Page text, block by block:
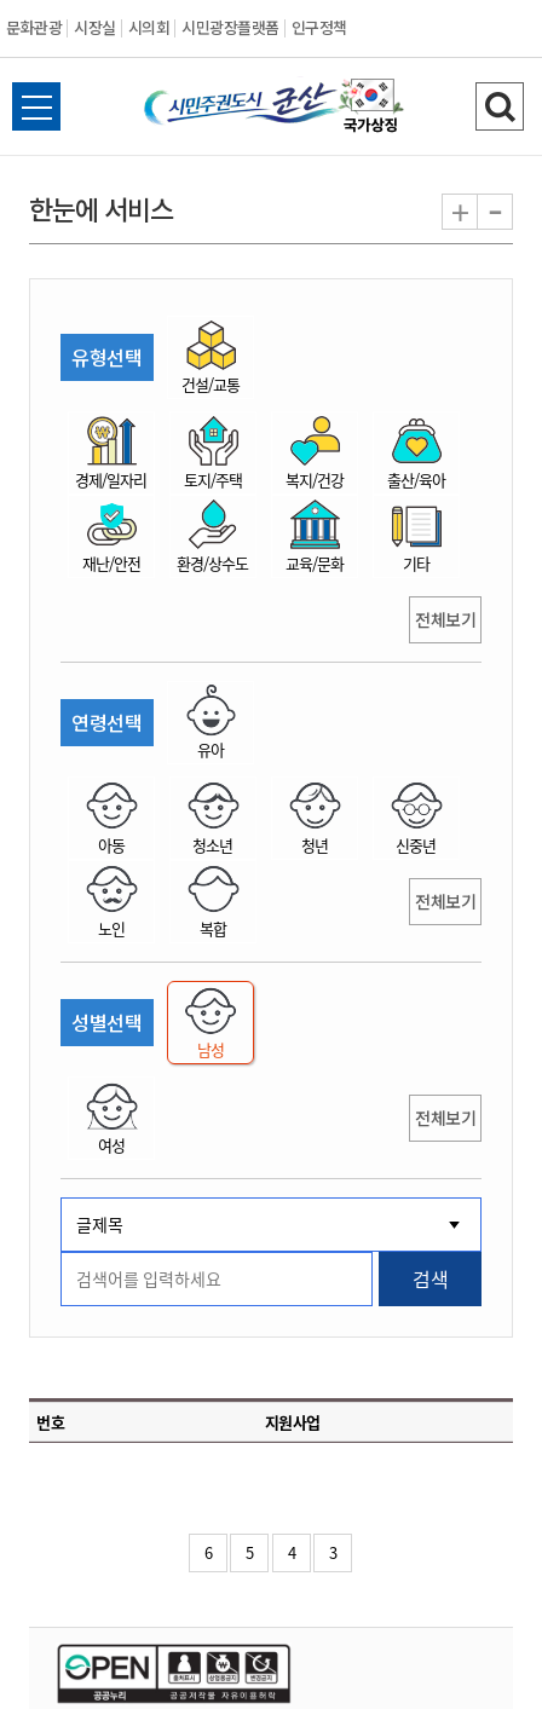
문화관광 시장실 시의회 시민광장플랫폼 인구정책
시
민
권
시
산
전
체
뉴
열
검
색
기
한눈에 서비스 + -
유형선택
건설/교통
경제/일자리 토지/주택 복지/건강 출산/육아
재난/안전 환경/상수도 교육/문화 기타
전체보기
연령선택
유아
아동 청소년 청년 신중년
노인 복합
전체보기
성별선택
남성
여성
전체보기
검색
번호 지원사업
6 5 4 3